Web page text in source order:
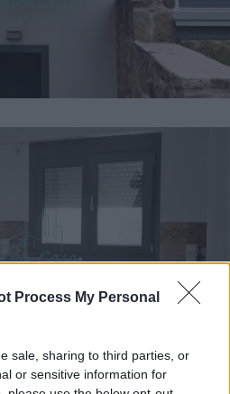
Process My Personal
sale, sharing to third parties, or
or sensitive information for